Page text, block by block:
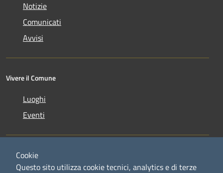
Notizie
Comunicati
Avvisi
Vivere il Comune
Luoghi
Eventi
Cookie
Questo sito utilizza cookie tecnici, analytics e di terze